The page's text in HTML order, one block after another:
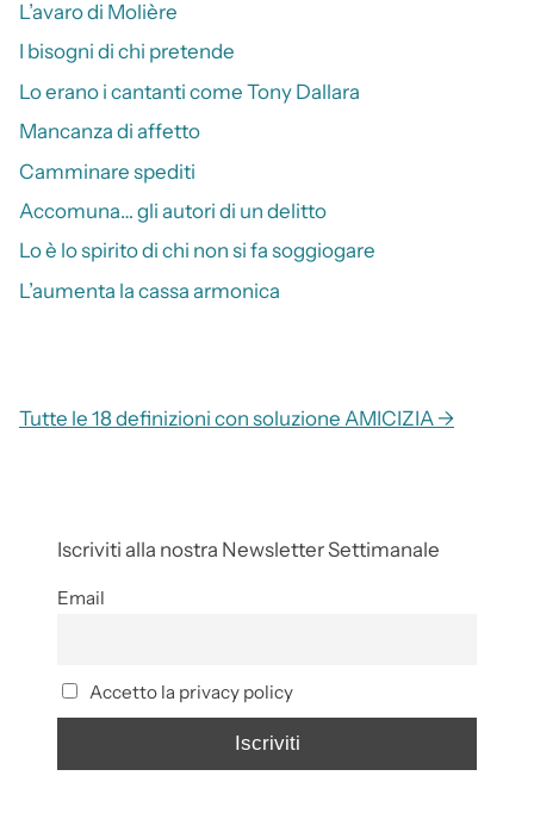
L’avaro di Molière
I bisogni di chi pretende
Lo erano i cantanti come Tony Dallara
Mancanza di affetto
Camminare spediti
Accomuna… gli autori di un delitto
Lo è lo spirito di chi non si fa soggiogare
L’aumenta la cassa armonica
Tutte le 18 definizioni con soluzione AMICIZIA →
Iscriviti alla nostra Newsletter Settimanale
Email
Accetto la privacy policy